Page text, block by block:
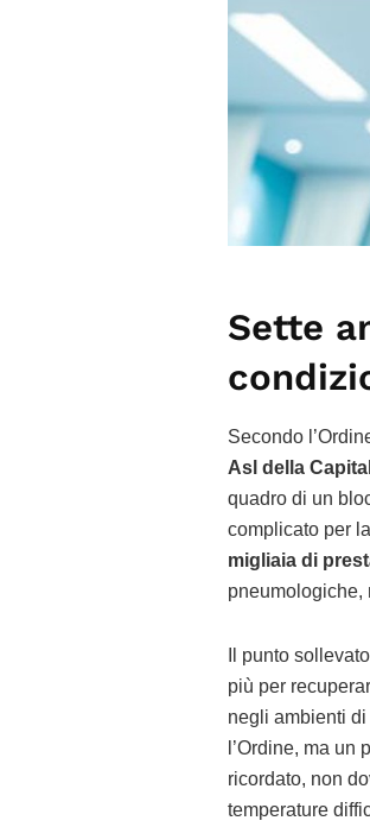
Sette
Secondo
Asl della
quadro di un
complicato per
migliaia di
pneumologiche,
Il punto
più per
negli ambienti
l’Ordine, ma
ricordato, non
temperature